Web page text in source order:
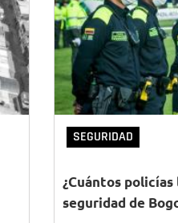
SEGURIDAD
¿Cuántos
seguridad de